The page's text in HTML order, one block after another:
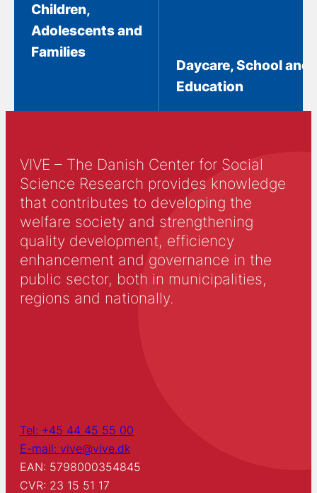
Children,
Adolescents and
Families
Daycare, School and
Education
VIVE – The Danish Center for Social
Science Research provides knowledge
that contributes to developing the
welfare society and strengthening
quality development, efficiency
enhancement and governance in the
public sector, both in municipalities,
regions and nationally.
Tel: +45 44 45 55 00
E-mail: vive@vive.dk
EAN: 5798000354845
CVR: 23 15 51 17